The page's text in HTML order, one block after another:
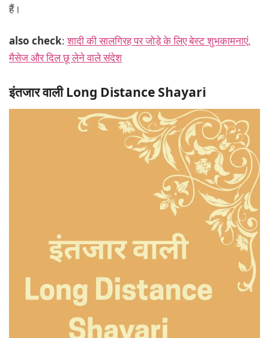
हैं।
also check:शादी की सालगिरह पर जोड़े के लिए बेस्ट शुभकामनाएं,
मैसेज और दिल छू लेने वाले संदेश
इंतजार वाली Long Distance Shayari